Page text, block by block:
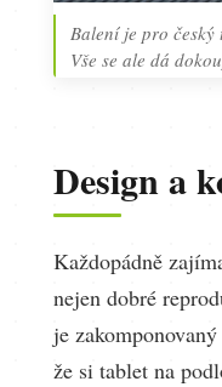
Balení je pro
Vše se ale dá
Design a
Každopádně
nejen dobré
je
že si tablet na